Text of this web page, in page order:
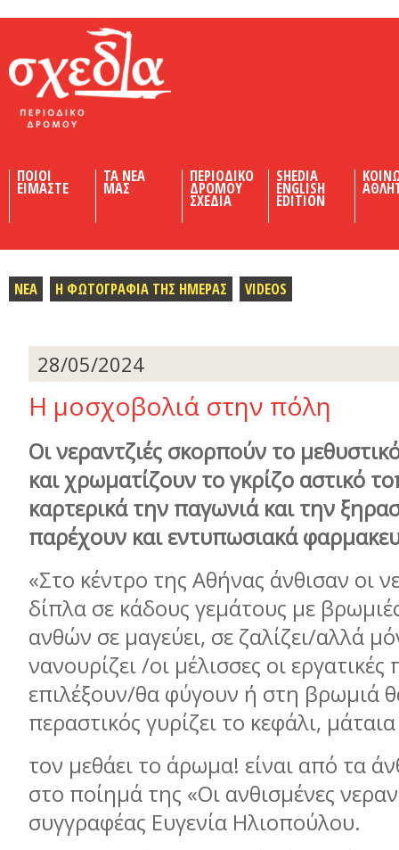
ΠΟΙΟΙ
ΕΙΜΑΣΤΕ
ΤΑ ΝΕΑ
ΜΑΣ
ΠΕΡΙΟΔΙΚΟ
ΔΡΟΜΟΥ
ΣΧΕΔΙΑ
SHEDIA
ENGLISH
EDITION
ΝΕΑ Η ΦΩΤΟΓΡΑΦΙΑ ΤΗΣ ΗΜΕΡΑΣ VIDEOS
28/05/2024
Η μοσχοβολιά στην πόλη
Οι νεραντζιές σκορπούν το
και χρωματίζουν το γκρίζο αστικό
καρτερικά την παγωνιά και την
παρέχουν και εντυπωσιακά
«Στο κέντρο της Αθήνας άνθισαν οι
δίπλα σε κάδους γεμάτους με
ανθών σε μαγεύει, σε ζαλίζει/αλλά
νανουρίζει /οι μέλισσες οι εργατικές
επιλέξουν/θα φύγουν ή στη βρωμιά
περαστικός γυρίζει το κεφάλι,
τον μεθάει το άρωμα! είναι από τα
στο ποίημά της «Οι ανθισμένες
συγγραφέας Ευγενία Ηλιοπούλου.